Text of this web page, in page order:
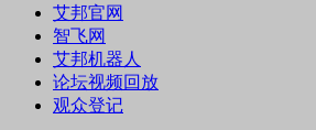
艾邦官网
智飞网
艾邦机器人
论坛视频回放
观众登记